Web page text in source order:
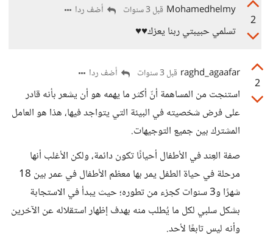
2
Mohamedhelmy قبل 3 سنوات أضف ردا
تسلمي حبيبتي ربنا يعزك♥️♥️
2
raghd_agaafar قبل 3 سنوات أضف ردا
استنجت من المساهمة أنّ أكثر ما يهمه هو أن يشعر بأنه قادر
على فرض شخصيته في البيئة التي يتواجد فيها، هذا هو العامل
المشترك بين جميع التوجيهات.
صفة العِند في الأطفال أحيانًا تكون دائمة، ولكن الأغلب أنها
مرحلة في حياة الطفل يمر بها معظم الأطفال في عمر بين 18
شهرًا و3 سنوات كجزء من تطوره؛ حيث يبدأ في الاستجابة
بشكل سلبي لكل ما يُطلب منه بهدف إظهار استقلاله عن الآخرين
وأنه ليس تابعًا لأحد.